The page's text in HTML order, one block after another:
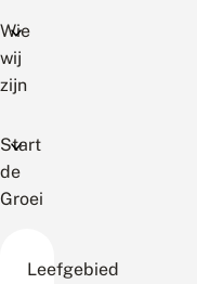
Wie
wij
zijn
Start
de
Groei
Leefgebied